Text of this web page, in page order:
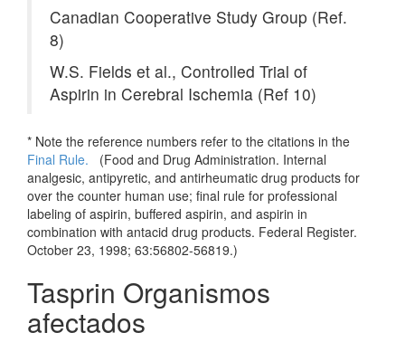
Canadian Cooperative Study Group (Ref.
8)
W.S. Fields et al., Controlled Trial of
Aspirin in Cerebral Ischemia (Ref 10)
* Note the reference numbers refer to the citations in the
Final Rule. (Food and Drug Administration. Internal
analgesic, antipyretic, and antirheumatic drug products for
over the counter human use; final rule for professional
labeling of aspirin, buffered aspirin, and aspirin in
combination with antacid drug products. Federal Register.
October 23, 1998; 63:56802-56819.)
Tasprin Organismos
afectados